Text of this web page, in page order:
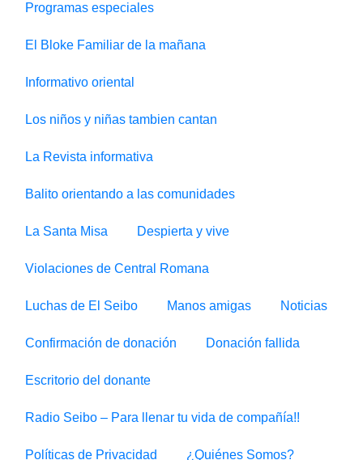
Programas especiales
El Bloke Familiar de la mañana
Informativo oriental
Los niños y niñas tambien cantan
La Revista informativa
Balito orientando a las comunidades
La Santa Misa Despierta y vive
Violaciones de Central Romana
Luchas de El Seibo Manos amigas Noticias
Confirmación de donación Donación fallida
Escritorio del donante
Radio Seibo – Para llenar tu vida de compañía!!
Políticas de Privacidad ¿Quiénes Somos?